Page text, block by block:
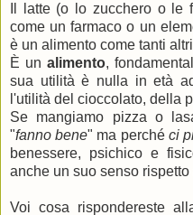
Il latte (o lo zucchero o le
come un farmaco o un
è un alimento come tanti
È un alimento,
sua utilità è nulla in età
l'utilità del cioccolato, della
Se mangiamo pizza o
"fanno bene" ma perché ci
benessere, psichico e
anche un suo senso
Voi cosa rispondereste